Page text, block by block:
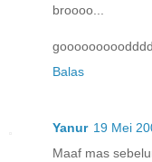
broooo...
Balas
Yanur 19 Mei
Maaf mas